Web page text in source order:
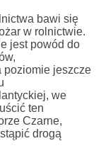
bawi się
w rolnictwie.
jest powód do
poziomie jeszcze
we
ten
Czarne,
drogą